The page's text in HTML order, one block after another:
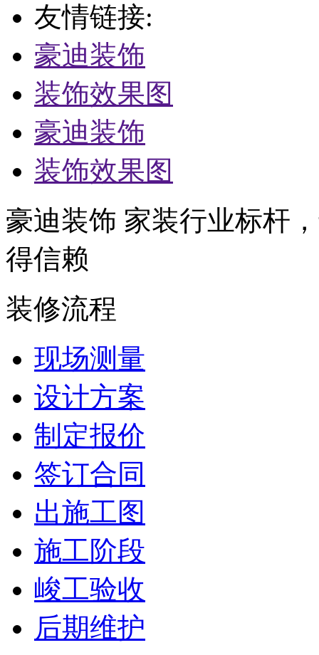
友情链接:
豪迪装饰
装饰效果图
豪迪装饰
装饰效果图
豪迪装饰 家装行业标杆
得信赖
装修流程
现场测量
设计方案
制定报价
签订合同
出施工图
施工阶段
峻工验收
后期维护